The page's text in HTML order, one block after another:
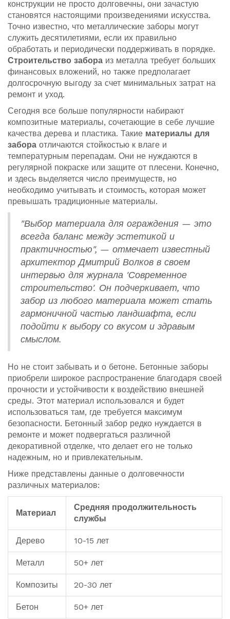
конструкции не просто долговечны, они зачастую
становятся настоящими произведениями искусства.
Точно известно, что металлические заборы могут
служить десятилетиями, если их правильно
обработать и периодически поддерживать в порядке.
Строительство забора из металла требует больших
финансовых вложений, но также предполагает
долгосрочную выгоду за счет минимальных затрат на
ремонт и уход.
Сегодня все больше популярности набирают
композитные материалы, сочетающие в себе лучшие
качества дерева и пластика. Такие материалы для
забора отличаются стойкостью к влаге и
температурным перепадам. Они не нуждаются в
регулярной покраске или защите от плесени. Конечно,
и здесь выделяется число преимуществ, но
необходимо учитывать и стоимость, которая может
превышать традиционные материалы.
"Выбор материала для ограждения — это
всегда баланс между эстетикой и
практичностью", — отмечает известный
архитектор Дмитрий Волков в своем
интервью для журнала 'Современное
строительство'. Он подчеркивает, что
забор из любого материала может стать
гармоничной частью ландшафта, если
подойти к выбору со вкусом и здравым
смыслом.
Но не стоит забывать и о бетоне. Бетонные заборы
приобрели широкое распространение благодаря своей
прочности и устойчивости к воздействию внешней
среды. Этот материал использовался и будет
использоваться там, где требуется максимум
безопасности. Бетонный забор редко нуждается в
ремонте и может подвергаться различной
декоративной отделке, что делает его не только
надежным, но и привлекательным.
Ниже представлены данные о долговечности
различных материалов:
Материал
Средняя продолжительность
службы
Дерево 10-15 лет
Металл 50+ лет
Композиты 20-30 лет
Бетон 50+ лет